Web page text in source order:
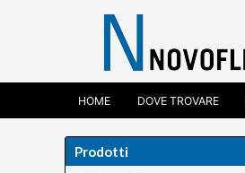
HOME DOVE TROVARE
Prodotti